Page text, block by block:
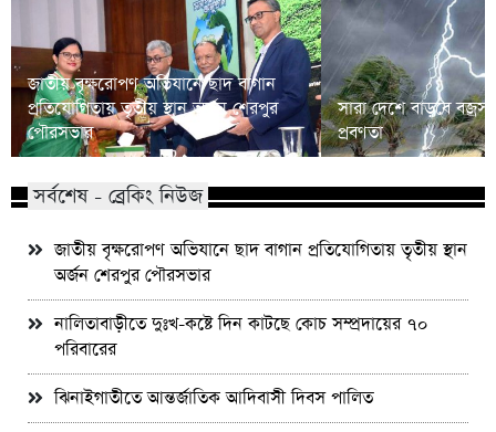
জাতীয় বৃক্ষরোপণ অভিযানে ছাদ বাগান
প্রতিযোগিতায় তৃতীয় স্থান অর্জন শেরপুর
পৌরসভার
সারা দেশে বাড়বে
প্রবণতা
সর্বশেষ - ব্রেকিং নিউজ
জাতীয় বৃক্ষরোপণ অভিযানে ছাদ বাগান প্রতিযোগিতায় তৃতীয় স্থান
অর্জন শেরপুর পৌরসভার
নালিতাবাড়ীতে দুঃখ-কষ্টে দিন কাটছে কোচ সম্প্রদায়ের ৭০
পরিবারের
ঝিনাইগাতীতে আন্তর্জাতিক আদিবাসী দিবস পালিত